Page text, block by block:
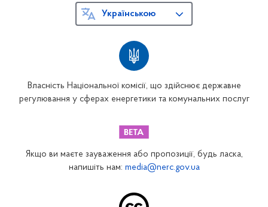
Власність Національної комісії, що здійснює державне
регулювання у сферах енергетики та комунальних послуг
Українською
Якщо ви маєте зауваження або пропозиції, будь ласка,
напишіть нам: media@nerc.gov.ua